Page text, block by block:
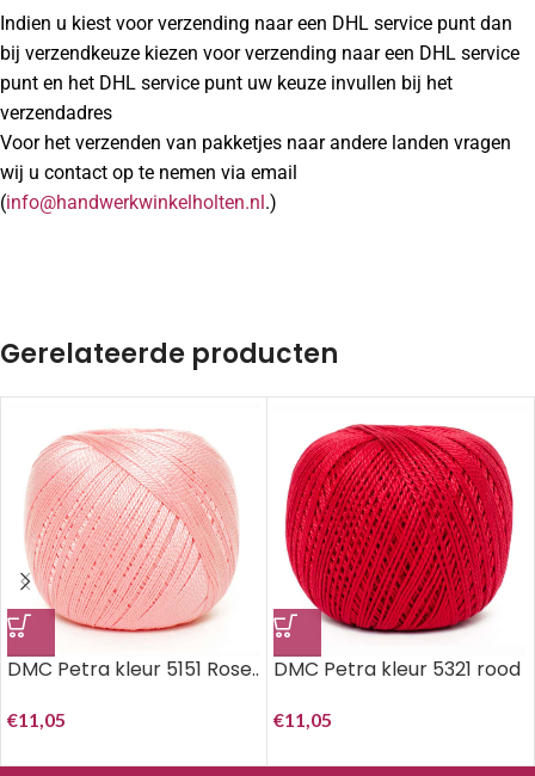
Indien u kiest voor verzending naar een DHL service punt dan
bij verzendkeuze kiezen voor verzending naar een DHL service
punt en het DHL service punt uw keuze invullen bij het
verzendadres
Voor het verzenden van pakketjes naar andere landen vragen
wij u contact op te nemen via email
(info@handwerkwinkelholten.nl.)
Gerelateerde producten
DMC Petra kleur 5151 Rose..
€11,05
DMC Petra kleur 5321 rood
€11,05